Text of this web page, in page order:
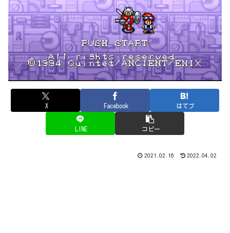
X Facebook はてブ
LINE コピー
2021.02.16 2022.04.02